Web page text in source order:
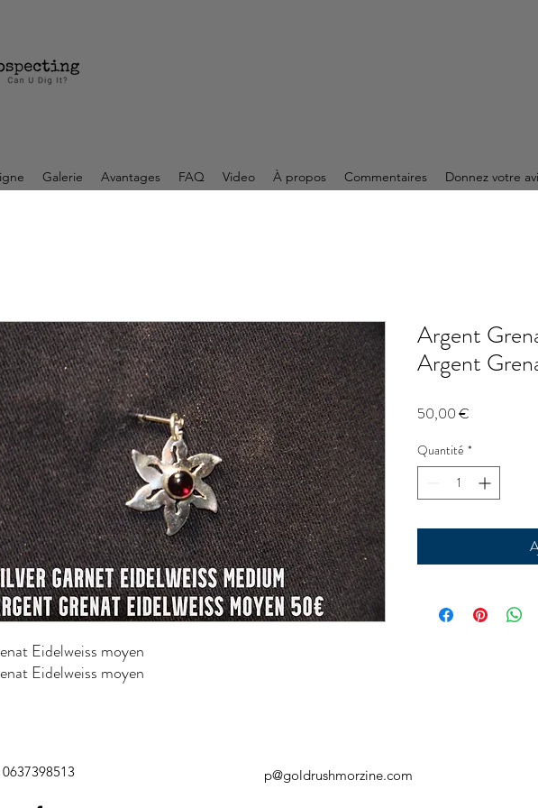
Galerie Avantages FAQ Video À propos Commentaires Donnez votre
Eidelweiss moyen
Eidelweiss moyen
Argent
Argent
50,00 €
Quantité *
0637398513 p@goldrushmorzine.com